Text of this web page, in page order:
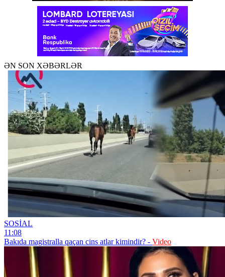
ƏN SON XƏBƏRLƏR
SOSİAL
11:08
Bakıda magistralla qaçan cins atlar kimindir? - Video